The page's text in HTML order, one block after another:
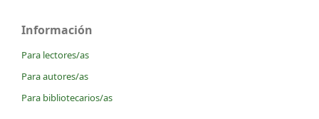
Información
Para lectores/as
Para autores/as
Para bibliotecarios/as